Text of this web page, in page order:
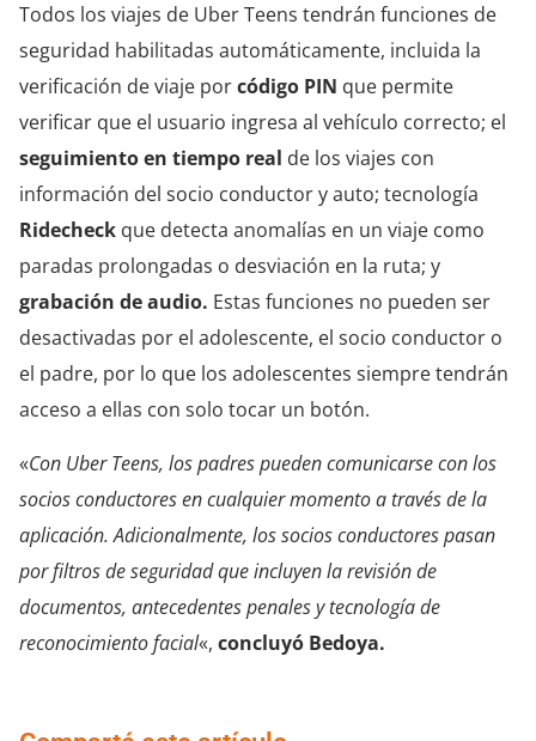
Todos los viajes de Uber Teens tendrán funciones de
seguridad habilitadas automáticamente, incluida la
verificación de viaje porcódigo PIN que permite
verificar que el usuario ingresa al vehículo correcto; el
seguimiento en tiempo real de los viajes con
información del socio conductor y auto; tecnología
Ridecheck que detecta anomalías en un viaje como
paradas prolongadas o desviación en la ruta; y
grabación de audio. Estas funciones no pueden ser
desactivadas por el adolescente, el socio conductor o
el padre, por lo que los adolescentes siempre tendrán
acceso a ellas con solo tocar un botón.
«Con Uber Teens, los padres pueden comunicarse con los
socios conductores en cualquier momento a través de la
aplicación. Adicionalmente, los socios conductores pasan
por filtros de seguridad que incluyen la revisión de
documentos, antecedentes penales y tecnología de
reconocimiento facial«, concluyó Bedoya.